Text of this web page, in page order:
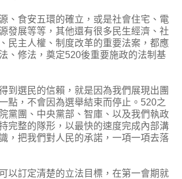
、食安五環的確立，或是社會住宅、電
發展等等，其他還有很多民生經濟、社
民主人權、制度改革的重要法案，都應
、修法，奠定520後重要施政的法制基
到選民的信賴，就是因為我們展現出團
點，不會因為選舉結束而停止。520之
黨團、中央黨部、智庫、以及我們執政
完整的隊形，以最快的速度完成內部溝
，把我們對人民的承諾，一項一項去落
以訂定清楚的立法目標，在第一會期就